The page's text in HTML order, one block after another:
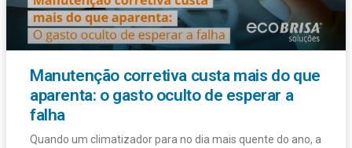
Manutenção corretiva custa mais do que
aparenta: o gasto oculto de esperar a
falha
Quando um climatizador para no dia mais quente do ano, a